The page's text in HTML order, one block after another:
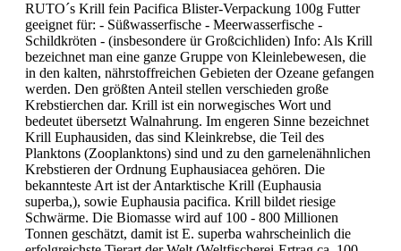
RUTO´s Krill fein Pacifica Blister-Verpackung 100g Futter
geeignet für: - Süßwasserfische - Meerwasserfische -
Schildkröten - (insbesondere ür Großcichliden) Info: Als Krill
bezeichnet man eine ganze Gruppe von Kleinlebewesen, die
in den kalten, nährstoffreichen Gebieten der Ozeane gefangen
werden. Den größten Anteil stellen verschieden große
Krebstierchen dar. Krill ist ein norwegisches Wort und
bedeutet übersetzt Walnahrung. Im engeren Sinne bezeichnet
Krill Euphausiden, das sind Kleinkrebse, die Teil des
Planktons (Zooplanktons) sind und zu den garnelenähnlichen
Krebstieren der Ordnung Euphausiacea gehören. Die
bekannteste Art ist der Antarktische Krill (Euphausia
superba,), sowie Euphausia pacifica. Krill bildet riesige
Schwärme. Die Biomasse wird auf 100 - 800 Millionen
Tonnen geschätzt, damit ist E. superba wahrscheinlich die